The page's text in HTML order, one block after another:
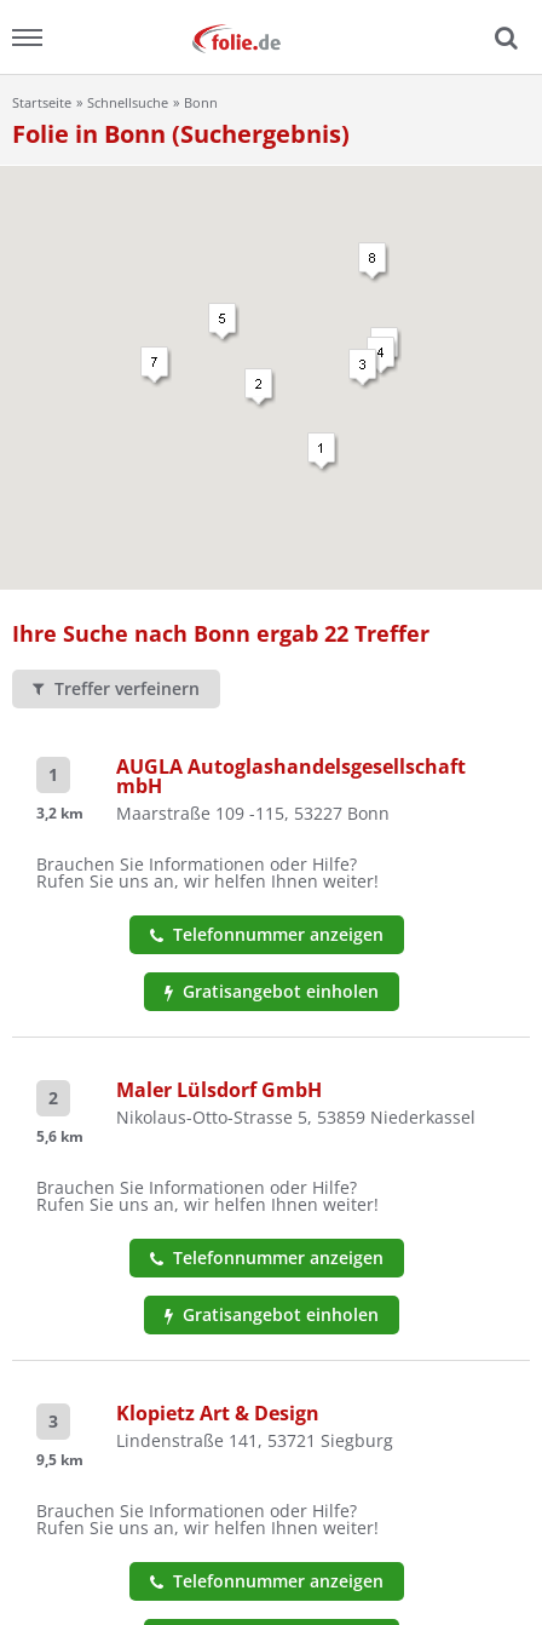
Home
Startseite Schnellsuche Bonn
Folie in Bonn (Suchergebnis)
Ihre Suche nach Bonn ergab 22 Treffer
Treffer verfeinern
1
3,2 km
AUGLA Autoglashandelsgesellschaft
mbH
Maarstraße 109 -115, 53227 Bonn
Brauchen Sie Informationen oder Hilfe?
Rufen Sie uns an, wir helfen Ihnen weiter!
Telefonnummer anzeigen
Gratisangebot einholen
2
5,6 km
Maler Lülsdorf GmbH
Nikolaus-Otto-Strasse 5, 53859 Niederkassel
Brauchen Sie Informationen oder Hilfe?
Rufen Sie uns an, wir helfen Ihnen weiter!
Telefonnummer anzeigen
Gratisangebot einholen
3
9,5 km
Klopietz Art & Design
Lindenstraße 141, 53721 Siegburg
Brauchen Sie Informationen oder Hilfe?
Rufen Sie uns an, wir helfen Ihnen weiter!
Telefonnummer anzeigen